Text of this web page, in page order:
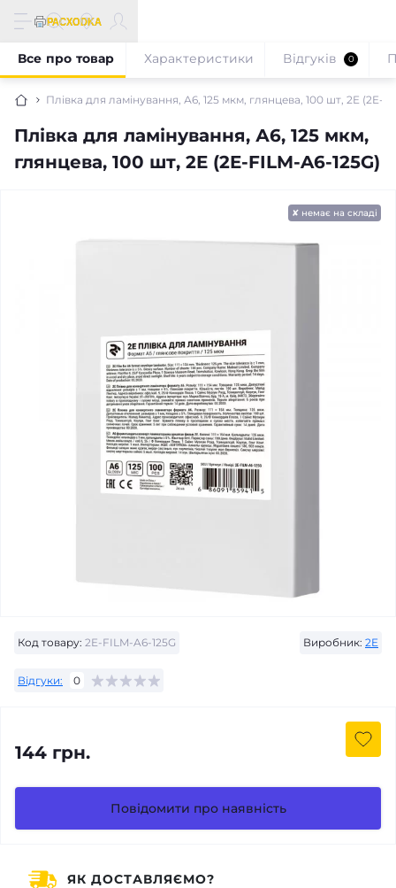
Плівка для ламінування, А6, 125 мкм, глянцева, 100 шт, 2E (2E-
Плівка для ламінування, А6, 125 мкм,
глянцева, 100 шт, 2E (2E-FILM-A6-125G)
Все про товар Характеристики Відгуків 0
✘ немає на складі
Код товару: 2E-FILM-A6-125G Виробник: 2E
Відгуки: 0
144 грн.
Повідомити про наявність
ЯК ДОСТАВЛЯЄМО?